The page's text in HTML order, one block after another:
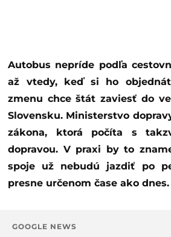
Autobus nepríde podľa cestovného poriadku, ale
až vtedy, keď si ho
zmenu chce štát zaviesť do
Slovensku. Ministerstvo
zákona, ktorá počíta s
dopravou. V praxi by to
spoje už nebudú jazdiť po
presne určenom čase ako dnes.
GOOGLE NEWS